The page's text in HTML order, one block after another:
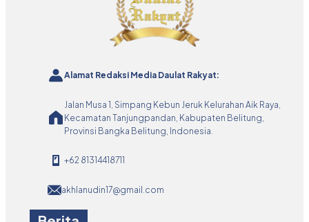
Alamat Redaksi Media Daulat Rakyat:
Jalan Musa 1, Simpang Kebun Jeruk Kelurahan Aik Raya,
Kecamatan Tanjungpandan, Kabupaten Belitung,
Provinsi Bangka Belitung, Indonesia.
+62 81314418711
akhlanudin17@gmail.com